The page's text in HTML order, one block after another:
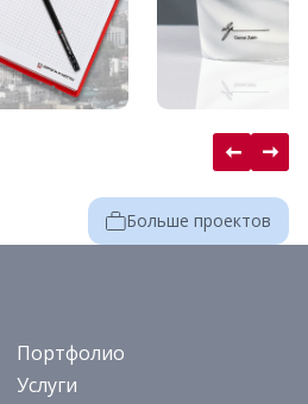
Больше проектов
Портфолио
Услуги